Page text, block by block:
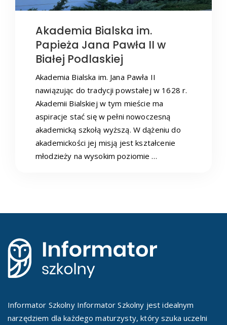
Akademia Bialska im.
Papieża Jana Pawła II w
Białej Podlaskiej
Akademia Bialska im. Jana Pawła II
nawiązując do tradycji powstałej w 1628 r.
Akademii Bialskiej w tym mieście ma
aspiracje stać się w pełni nowoczesną
akademicką szkołą wyższą. W dążeniu do
akademickości jej misją jest kształcenie
młodzieży na wysokim poziomie …
Informator Szkolny Informator Szkolny jest idealnym
narzędziem dla każdego maturzysty, który szuka uczelni